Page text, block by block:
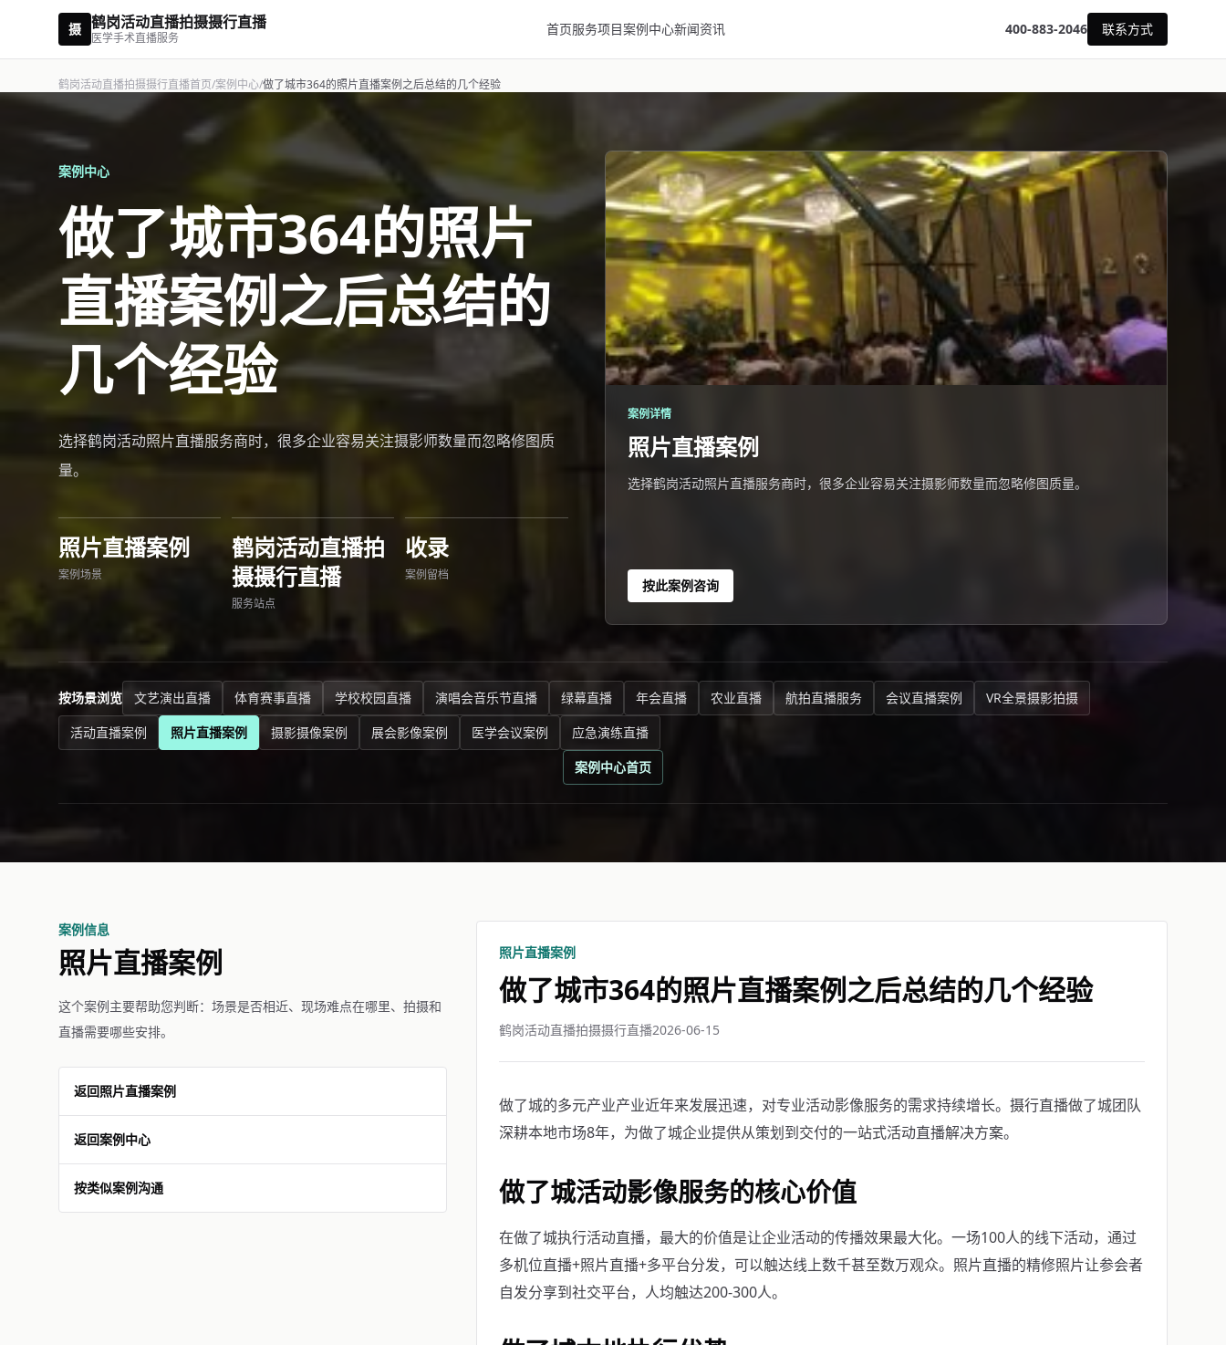
摄 鹤岗活动直播拍摄摄行直播
医学手术直播服务
首页服务项目案例中心新闻资讯 400-883-2046 联系方式
鹤岗活动直播拍摄摄行直播首页/案例中心/做了城市364的照片直播案例之后总结的几个经验
案例中心
做了城市364的照片
直播案例之后总结的
几个经验
选择鹤岗活动照片直播服务商时，很多企业容易关注摄影师数量而忽略修图质
量。
照片直播案例
案例场景
鹤岗活动直播拍
摄摄行直播
服务站点
收录
案例留档
案例详情
照片直播案例
选择鹤岗活动照片直播服务商时，很多企业容易关注摄影师数量而忽略修图质量。
按此案例咨询
按场景浏览 文艺演出直播 体育赛事直播 学校校园直播 演唱会音乐节直播 绿幕直播 年会直播 农业直播 航拍直播服务 会议直播案例
VR全景摄影拍摄
活动直播案例
照片直播案例 摄影摄像案例 展会影像案例 医学会议案例
应急演练直播
案例中心首页
案例信息
照片直播案例
这个案例主要帮助您判断：场景是否相近、现场难点在哪里、拍摄和
直播需要哪些安排。
返回照片直播案例
返回案例中心
按类似案例沟通
照片直播案例
做了城市364的照片直播案例之后总结的几个经验
鹤岗活动直播拍摄摄行直播2026-06-15
做了城的多元产业产业近年来发展迅速，对专业活动影像服务的需求持续增长。摄行直播做了城团队
深耕本地市场8年，为做了城企业提供从策划到交付的一站式活动直播解决方案。
做了城活动影像服务的核心价值
在做了城执行活动直播，最大的价值是让企业活动的传播效果最大化。一场100人的线下活动，通过
多机位直播+照片直播+多平台分发，可以触达线上数千甚至数万观众。照片直播的精修照片让参会者
自发分享到社交平台，人均触达200-300人。